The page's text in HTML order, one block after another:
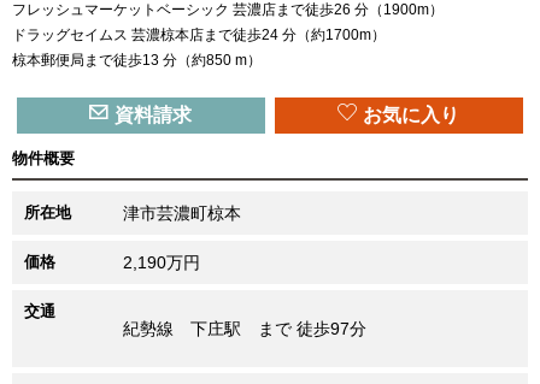
フレッシュマーケットベーシック 芸濃店まで徒歩26 分（1900m）
ドラッグセイムス 芸濃椋本店まで徒歩24 分（約1700m）
椋本郵便局まで徒歩13 分（約850 m）
資料請求 お気に入り
物件概要
所在地 津市芸濃町椋本
価格 2,190万円
交通
紀勢線 下庄駅 まで 徒歩97分